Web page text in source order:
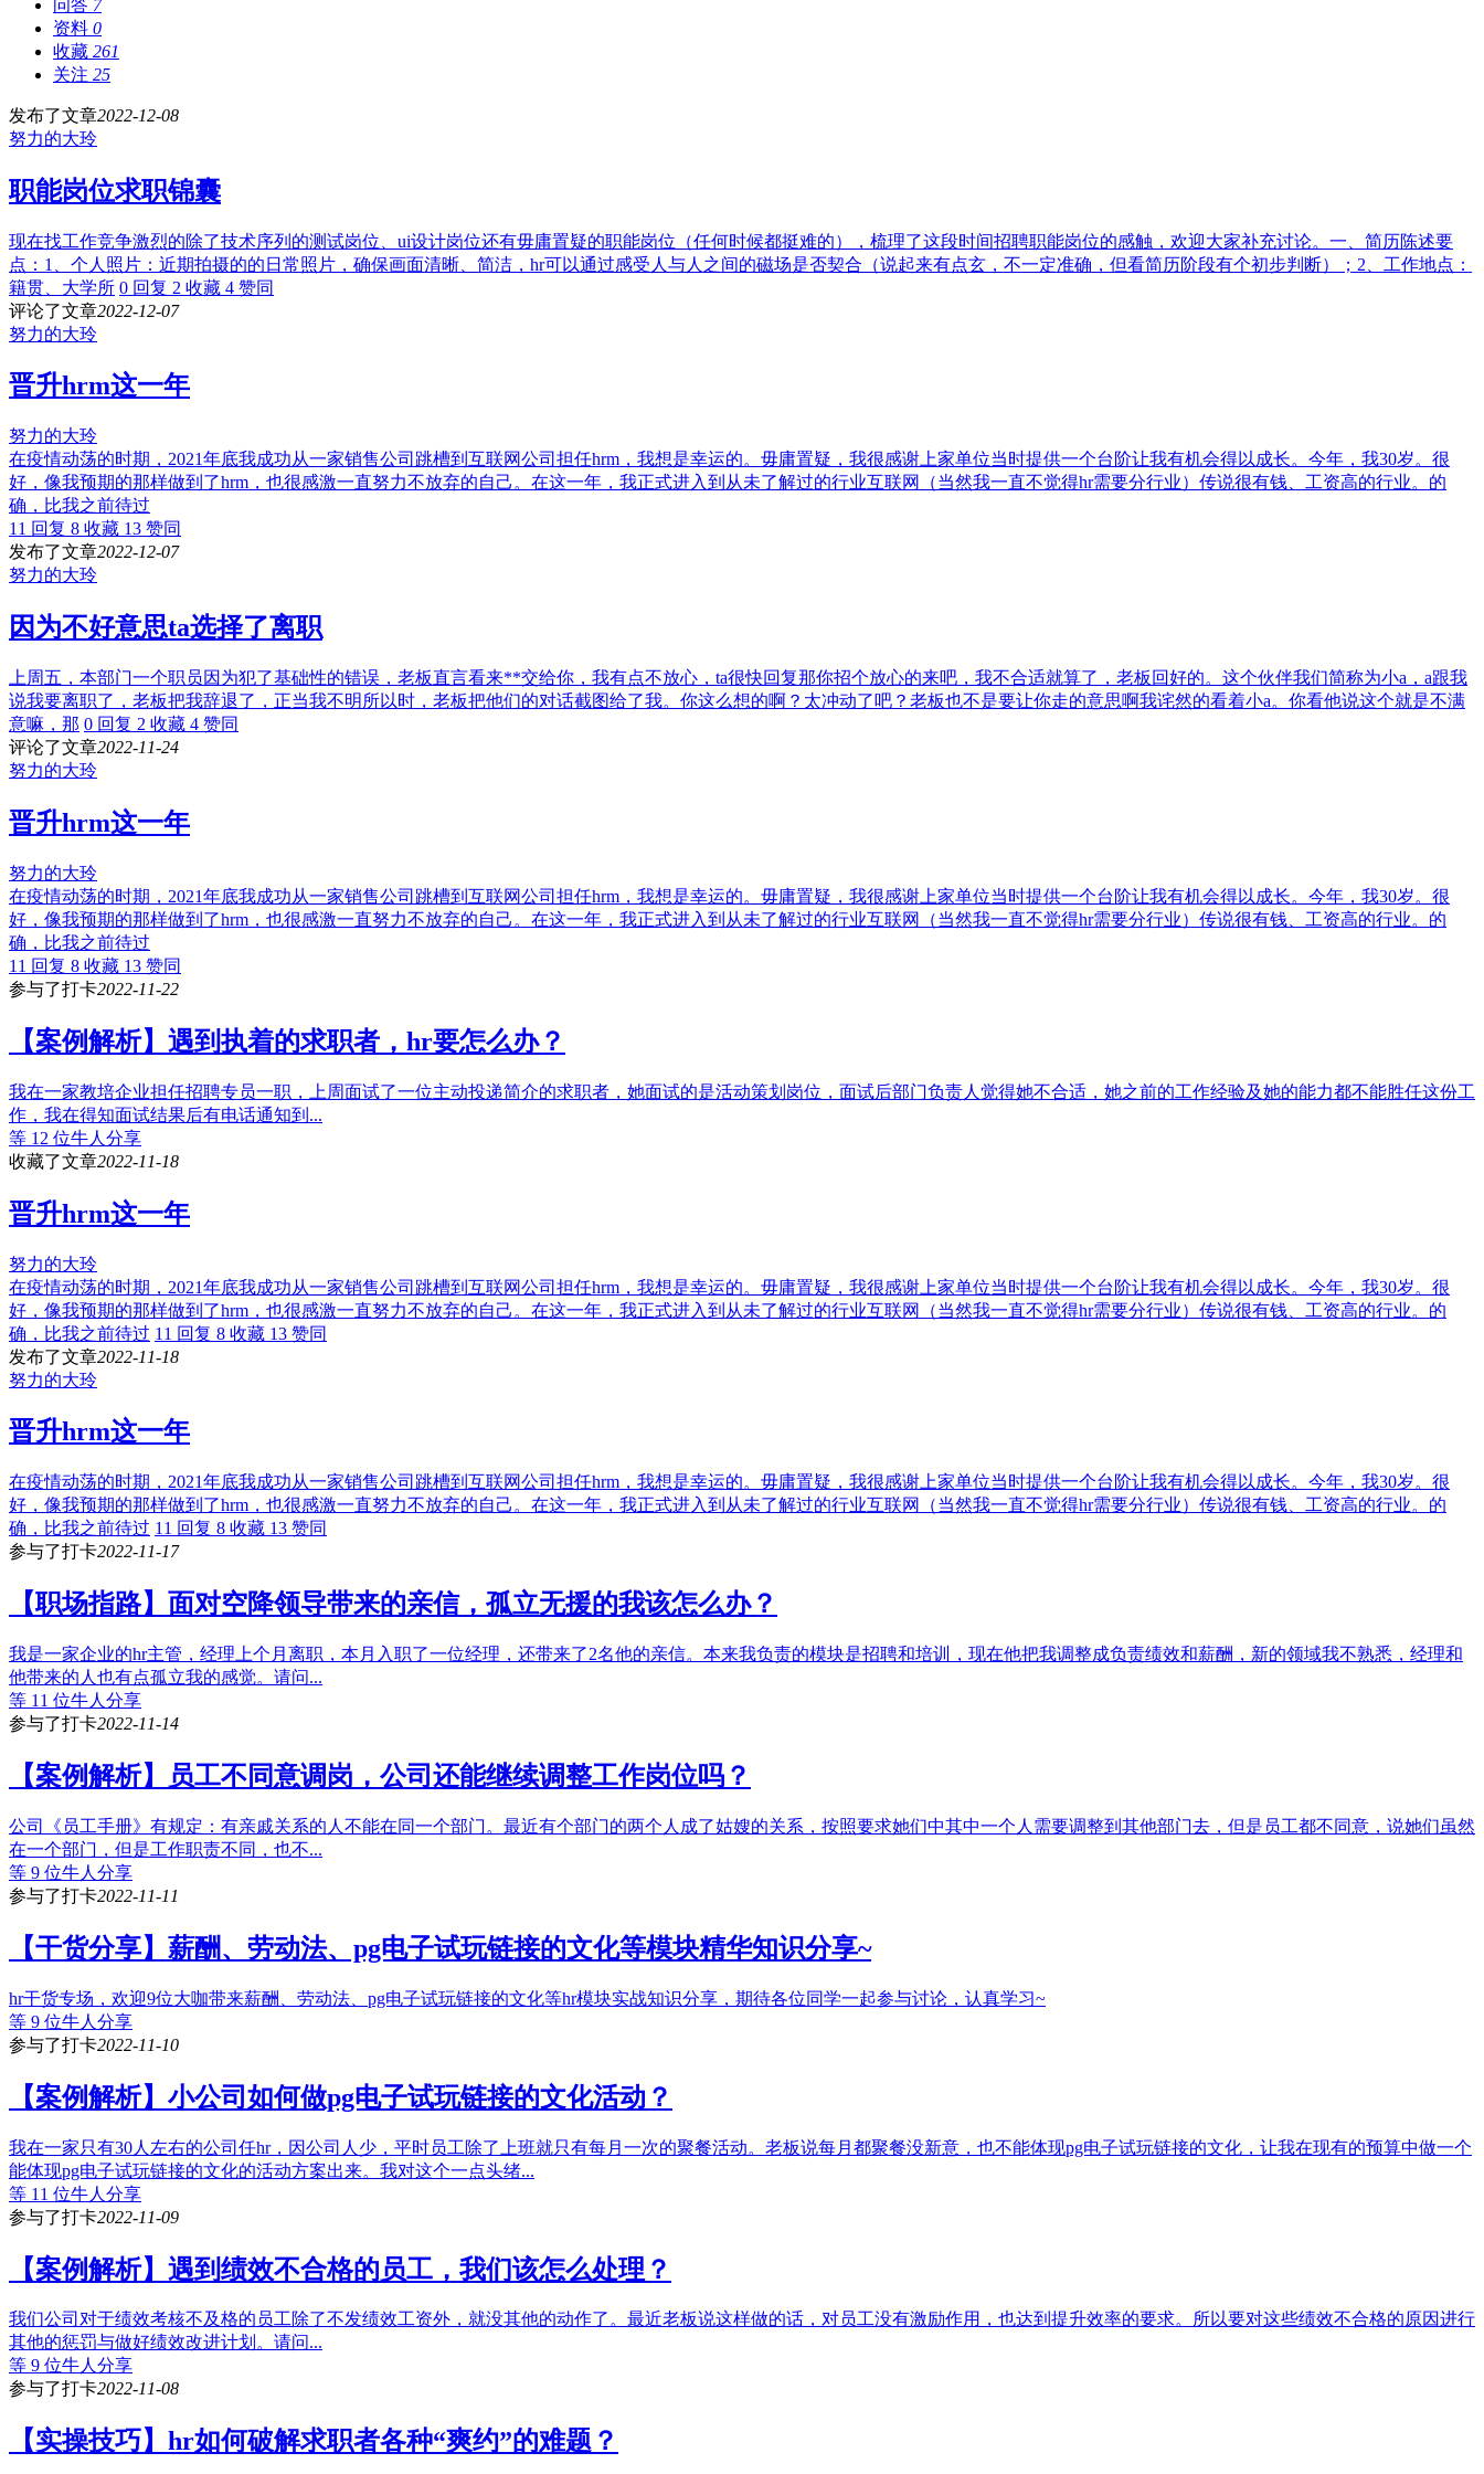
问答 7
资料 0
收藏 261
关注 25
发布了文章2022-12-08
努力的大玲
职能岗位求职锦囊
现在找工作竞争激烈的除了技术序列的测试岗位、ui设计岗位还有毋庸置疑的职能岗位（任何时候都挺难的），梳理了这段时间招聘职能岗位的感触，欢迎大家补充讨论。一、简历陈述要
点：1、个人照片：近期拍摄的的日常照片，确保画面清晰、简洁，hr可以通过感受人与人之间的磁场是否契合（说起来有点玄，不一定准确，但看简历阶段有个初步判断）；2、工作地点：
籍贯、大学所 0 回复 2 收藏 4 赞同
评论了文章2022-12-07
努力的大玲
晋升hrm这一年
努力的大玲
在疫情动荡的时期，2021年底我成功从一家销售公司跳槽到互联网公司担任hrm，我想是幸运的。毋庸置疑，我很感谢上家单位当时提供一个台阶让我有机会得以成长。今年，我30岁。很
好，像我预期的那样做到了hrm，也很感激一直努力不放弃的自己。在这一年，我正式进入到从未了解过的行业互联网（当然我一直不觉得hr需要分行业）传说很有钱、工资高的行业。的
确，比我之前待过
11 回复 8 收藏 13 赞同
发布了文章2022-12-07
努力的大玲
因为不好意思ta选择了离职
上周五，本部门一个职员因为犯了基础性的错误，老板直言看来**交给你，我有点不放心，ta很快回复那你招个放心的来吧，我不合适就算了，老板回好的。这个伙伴我们简称为小a，a跟我
说我要离职了，老板把我辞退了，正当我不明所以时，老板把他们的对话截图给了我。你这么想的啊？太冲动了吧？老板也不是要让你走的意思啊我诧然的看着小a。你看他说这个就是不满
意嘛，那 0 回复 2 收藏 4 赞同
评论了文章2022-11-24
努力的大玲
晋升hrm这一年
努力的大玲
在疫情动荡的时期，2021年底我成功从一家销售公司跳槽到互联网公司担任hrm，我想是幸运的。毋庸置疑，我很感谢上家单位当时提供一个台阶让我有机会得以成长。今年，我30岁。很
好，像我预期的那样做到了hrm，也很感激一直努力不放弃的自己。在这一年，我正式进入到从未了解过的行业互联网（当然我一直不觉得hr需要分行业）传说很有钱、工资高的行业。的
确，比我之前待过
11 回复 8 收藏 13 赞同
参与了打卡2022-11-22
【案例解析】遇到执着的求职者，hr要怎么办？
我在一家教培企业担任招聘专员一职，上周面试了一位主动投递简介的求职者，她面试的是活动策划岗位，面试后部门负责人觉得她不合适，她之前的工作经验及她的能力都不能胜任这份工
作，我在得知面试结果后有电话通知到...
等 12 位牛人分享
收藏了文章2022-11-18
晋升hrm这一年
努力的大玲
在疫情动荡的时期，2021年底我成功从一家销售公司跳槽到互联网公司担任hrm，我想是幸运的。毋庸置疑，我很感谢上家单位当时提供一个台阶让我有机会得以成长。今年，我30岁。很
好，像我预期的那样做到了hrm，也很感激一直努力不放弃的自己。在这一年，我正式进入到从未了解过的行业互联网（当然我一直不觉得hr需要分行业）传说很有钱、工资高的行业。的
确，比我之前待过 11 回复 8 收藏 13 赞同
发布了文章2022-11-18
努力的大玲
晋升hrm这一年
在疫情动荡的时期，2021年底我成功从一家销售公司跳槽到互联网公司担任hrm，我想是幸运的。毋庸置疑，我很感谢上家单位当时提供一个台阶让我有机会得以成长。今年，我30岁。很
好，像我预期的那样做到了hrm，也很感激一直努力不放弃的自己。在这一年，我正式进入到从未了解过的行业互联网（当然我一直不觉得hr需要分行业）传说很有钱、工资高的行业。的
确，比我之前待过 11 回复 8 收藏 13 赞同
参与了打卡2022-11-17
【职场指路】面对空降领导带来的亲信，孤立无援的我该怎么办？
我是一家企业的hr主管，经理上个月离职，本月入职了一位经理，还带来了2名他的亲信。本来我负责的模块是招聘和培训，现在他把我调整成负责绩效和薪酬，新的领域我不熟悉，经理和
他带来的人也有点孤立我的感觉。请问...
等 11 位牛人分享
参与了打卡2022-11-14
【案例解析】员工不同意调岗，公司还能继续调整工作岗位吗？
公司《员工手册》有规定：有亲戚关系的人不能在同一个部门。最近有个部门的两个人成了姑嫂的关系，按照要求她们中其中一个人需要调整到其他部门去，但是员工都不同意，说她们虽然
在一个部门，但是工作职责不同，也不...
等 9 位牛人分享
参与了打卡2022-11-11
【干货分享】薪酬、劳动法、pg电子试玩链接的文化等模块精华知识分享~
hr干货专场，欢迎9位大咖带来薪酬、劳动法、pg电子试玩链接的文化等hr模块实战知识分享，期待各位同学一起参与讨论，认真学习~
等 9 位牛人分享
参与了打卡2022-11-10
【案例解析】小公司如何做pg电子试玩链接的文化活动？
我在一家只有30人左右的公司任hr，因公司人少，平时员工除了上班就只有每月一次的聚餐活动。老板说每月都聚餐没新意，也不能体现pg电子试玩链接的文化，让我在现有的预算中做一个
能体现pg电子试玩链接的文化的活动方案出来。我对这个一点头绪...
等 11 位牛人分享
参与了打卡2022-11-09
【案例解析】遇到绩效不合格的员工，我们该怎么处理？
我们公司对于绩效考核不及格的员工除了不发绩效工资外，就没其他的动作了。最近老板说这样做的话，对员工没有激励作用，也达到提升效率的要求。所以要对这些绩效不合格的原因进行
其他的惩罚与做好绩效改进计划。请问...
等 9 位牛人分享
参与了打卡2022-11-08
【实操技巧】hr如何破解求职者各种“爽约”的难题？